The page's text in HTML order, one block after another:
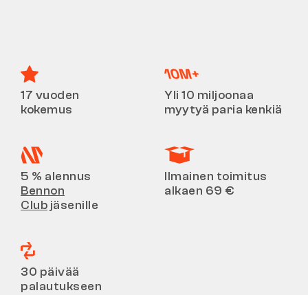
17 vuoden
kokemus
Yli 10 miljoonaa
myytyä paria kenkiä
5 % alennus
Bennon
Club jäsenille
Ilmainen toimitus
alkaen 69 €
30 päivää
palautukseen